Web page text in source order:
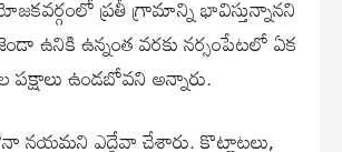
ప్రతీ గ్రామాన్ని భావిస్తున్నానని
ఉనికి ఉన్నంత వరకు నర్సంపేటలో ఏక
పక్షాలు ఉండబోవని అన్నారు.
నయమని ఎద్దేవా చేశారు. కొట్లాటలు,